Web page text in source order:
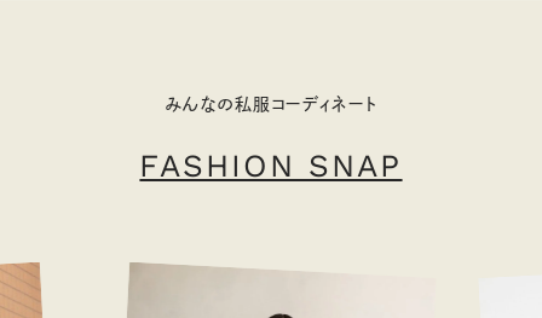
みんなの私服コーディネート
FASHION SNAP